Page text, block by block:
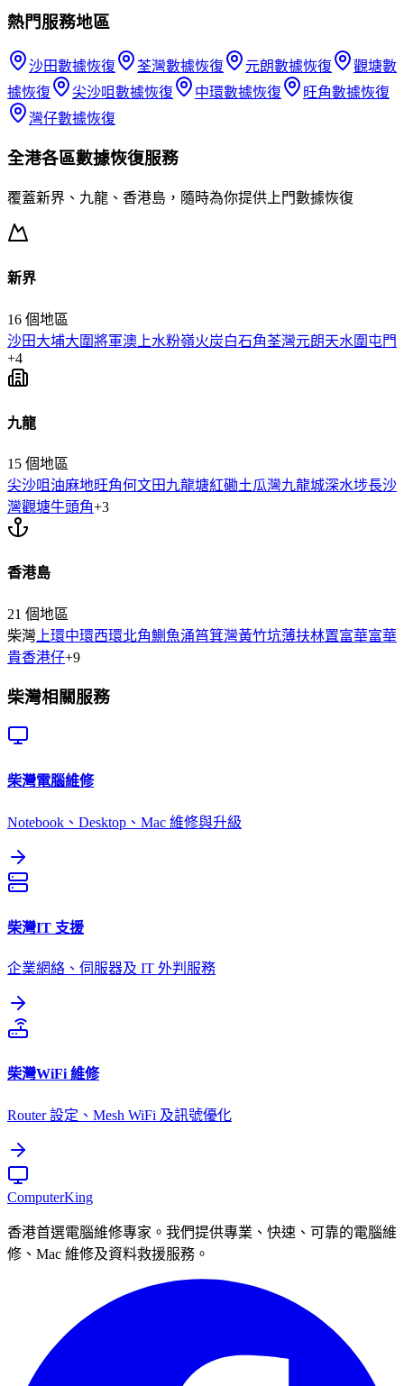
熱門服務地區
沙田數據恢復 荃灣數據恢復 元朗數據恢復 觀塘數
據恢復
尖沙咀數據恢復 中環數據恢復 旺角數據恢復
灣仔數據恢復
全港各區數據恢復服務
覆蓋新界、九龍、香港島，隨時為你提供上門數據恢復
新界
16 個地區
沙田大埔大圍將軍澳 上水粉嶺火炭白石角荃灣元朗天水圍 屯門
+4
九龍
15 個地區
尖沙咀 油麻地旺角何文田九龍塘紅磡土瓜灣九龍城深水埗長沙
灣觀塘牛頭角+3
香港島
21 個地區
柴灣 上環中環西環北角鰂魚涌筲箕灣黃竹坑薄扶林置富華富華
貴香港仔+9
柴灣相關服務
柴灣電腦維修
Notebook、Desktop、Mac 維修與升級
柴灣IT 支援
企業網絡、伺服器及 IT 外判服務
柴灣WiFi 維修
Router 設定、Mesh WiFi 及訊號優化
ComputerKing
香港首選電腦維修專家。我們提供專業、快速、可靠的電腦維
修、Mac 維修及資料救援服務。